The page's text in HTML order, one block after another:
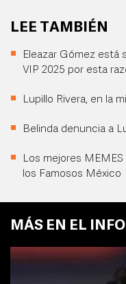
LEE TAMBIÉN
Eleazar Gómez está
VIP 2025 por esta
Lupillo Rivera, en la
Belinda denuncia a
Los mejores
los Famosos México
MÁS EN EL